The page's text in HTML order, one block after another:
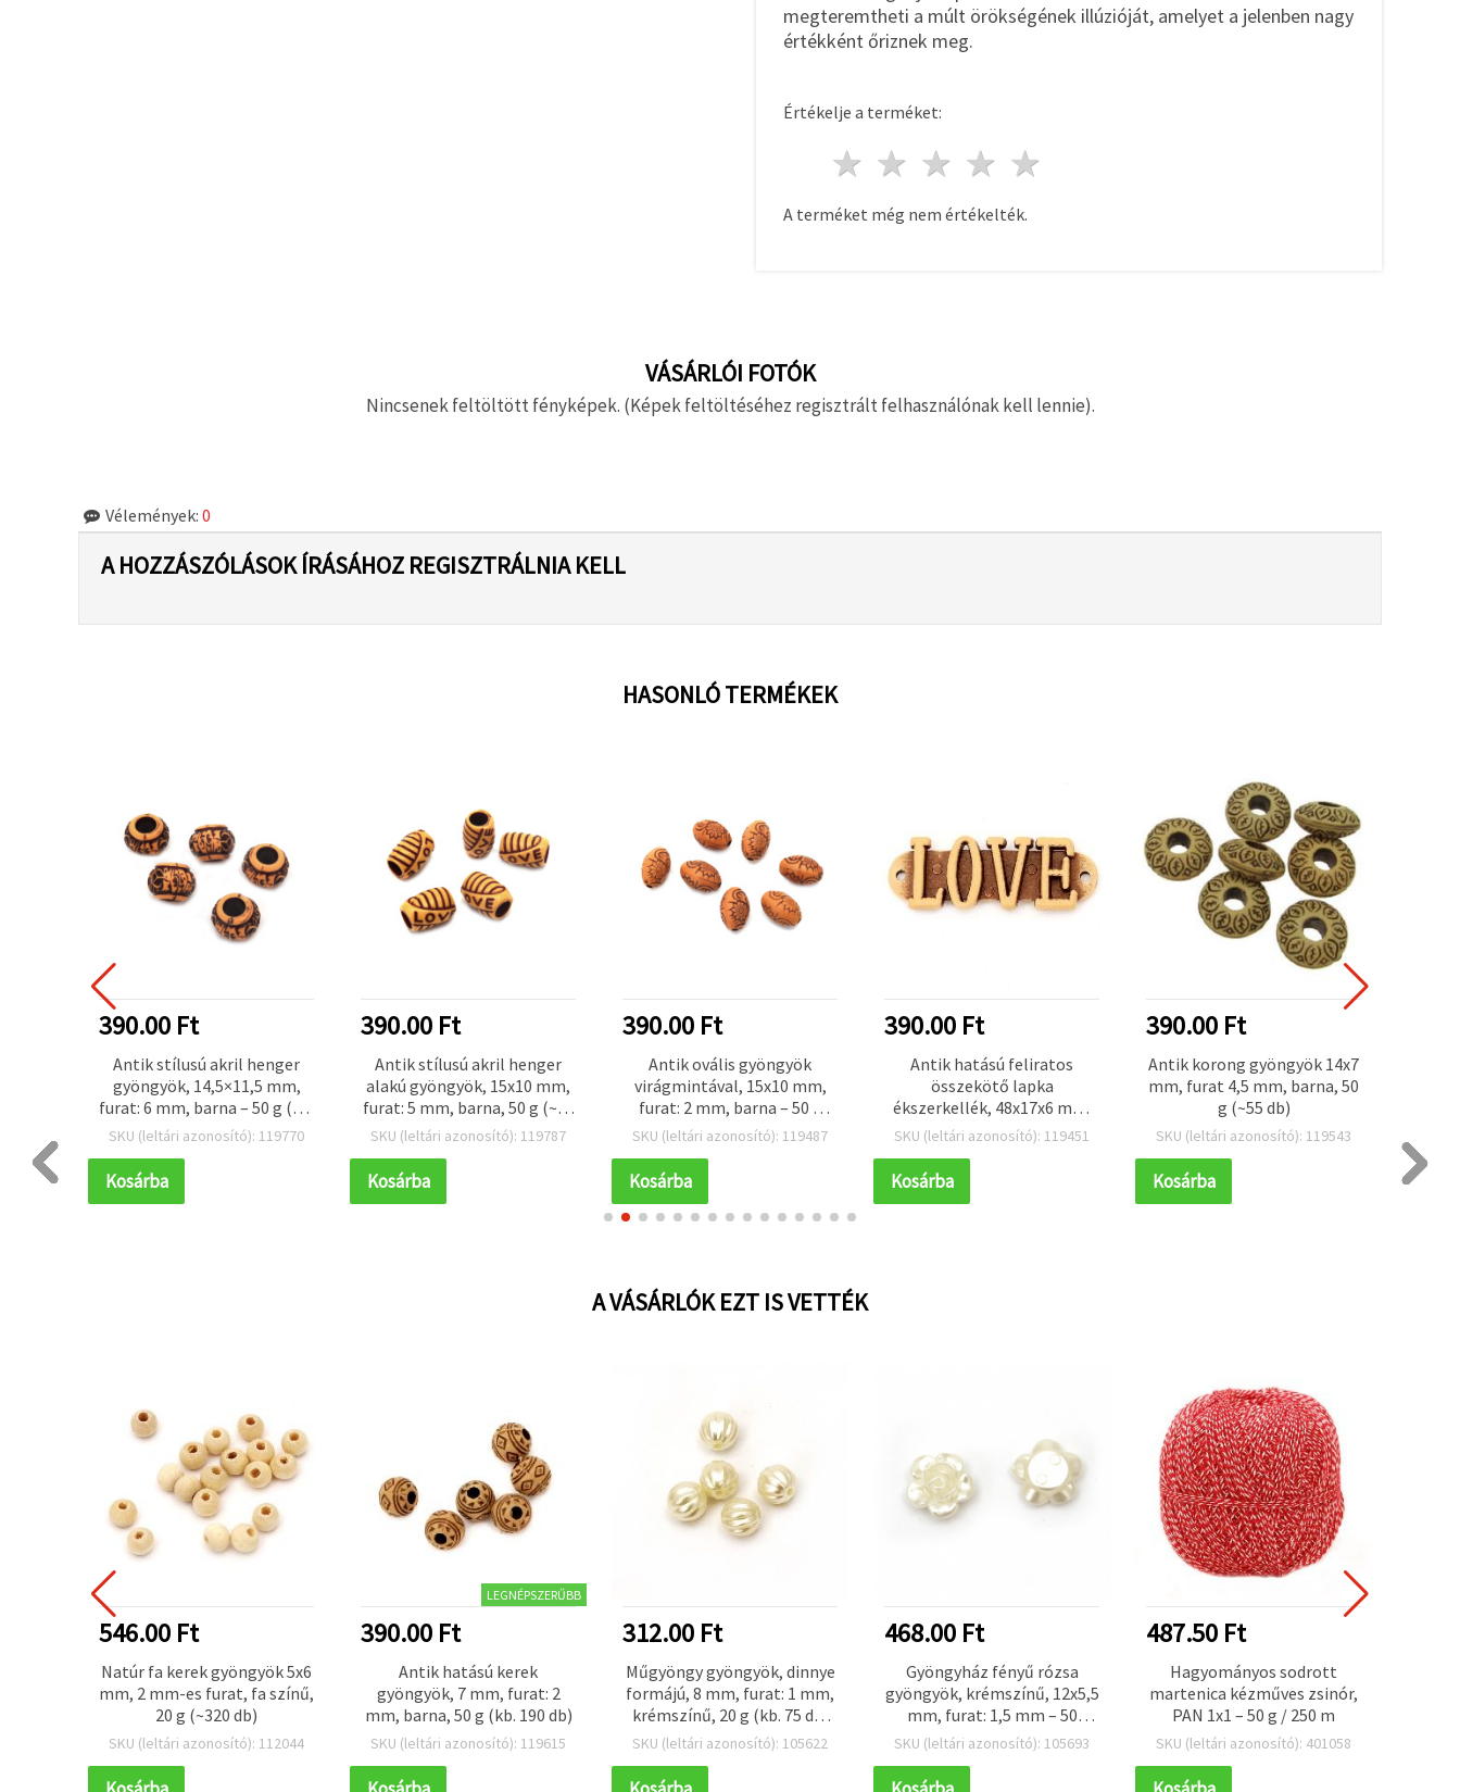
megteremtheti a múlt örökségének illúzióját, amelyet a jelenben nagy
értékként őriznek meg.
Értékelje a terméket:
4 csillagok
3 csillagok
2 csillagok
1 csillag
A terméket még nem értékelték.
VÁSÁRLÓI FOTÓK
Nincsenek feltöltött fényképek. (Képek feltöltéséhez regisztrált felhasználónak kell lennie).
Vélemények: 0
A HOZZÁSZÓLÁSOK ÍRÁSÁHOZ REGISZTRÁLNIA KELL
HASONLÓ TERMÉKEK
390.00 Ft
Antik stílusú akril henger
gyöngyök, 14,5×11,5 mm,
furat: 6 mm, barna – 50 g (kb.
41 db)
SKU (leltári azonosító): 119770
Kosárba
390.00 Ft
Antik stílusú akril henger
alakú gyöngyök, 15x10 mm,
furat: 5 mm, barna, 50 g (~55
db)
SKU (leltári azonosító): 119787
Kosárba
390.00 Ft
Antik ovális gyöngyök
virágmintával, 15x10 mm,
furat: 2 mm, barna – 50 g
(~50 db)
SKU (leltári azonosító): 119487
Kosárba
390.00 Ft
Antik hatású feliratos
összekötő lapka
ékszerkellék, 48x17x6 mm,
lyuk: 2 mm, barna - 50
gramm (~18 db)
SKU (leltári azonosító): 119451
Kosárba
390.00 Ft
Antik korong gyöngyök 14x7
mm, furat 4,5 mm, barna, 50
g (~55 db)
SKU (leltári azonosító): 119543
Kosárba
A VÁSÁRLÓK EZT IS VETTÉK
546.00 Ft
Natúr fa kerek gyöngyök 5x6
mm, 2 mm-es furat, fa színű,
20 g (~320 db)
SKU (leltári azonosító): 112044
LEGNÉPSZERŰBB
390.00 Ft
Antik hatású kerek
gyöngyök, 7 mm, furat: 2
mm, barna, 50 g (kb. 190 db)
SKU (leltári azonosító): 119615
312.00 Ft
Műgyöngy gyöngyök, dinnye
formájú, 8 mm, furat: 1 mm,
krémszínű, 20 g (kb. 75 db)
gyöngyfűzéshez és
ékszerkészítéshez
SKU (leltári azonosító): 105622
468.00 Ft
Gyöngyház fényű rózsa
gyöngyök, krémszínű, 12x5,5
mm, furat: 1,5 mm – 50
db/csomag
SKU (leltári azonosító): 105693
487.50 Ft
Hagyományos sodrott
martenica kézműves zsinór,
PAN 1x1 – 50 g / 250 m
SKU (leltári azonosító): 401058